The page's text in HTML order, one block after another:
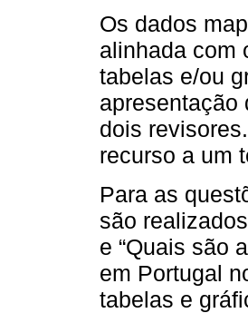
Os dados
alinhada com
tabelas e/ou
apresentação
dois
recurso a um
Para as
são
e “Quais são
em Portugal
tabelas e